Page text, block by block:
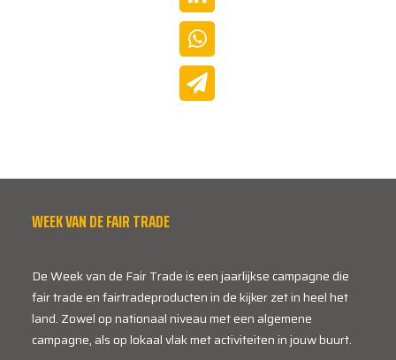
WEEK VAN DE FAIR TRADE
De Week van de Fair Trade is een jaarlijkse campagne die
fair trade en fairtradeproducten in de kijker zet in heel het
land. Zowel op nationaal niveau met een algemene
campagne, als op lokaal vlak met activiteiten in jouw buurt.